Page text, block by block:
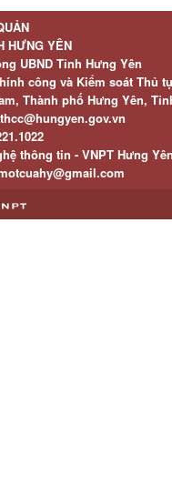
HƯNG YÊN
UBND Tỉnh Hưng Yên
công và Kiểm soát Thủ
Thành phố Hưng Yên,
thông tin - VNPT Hưng Yên